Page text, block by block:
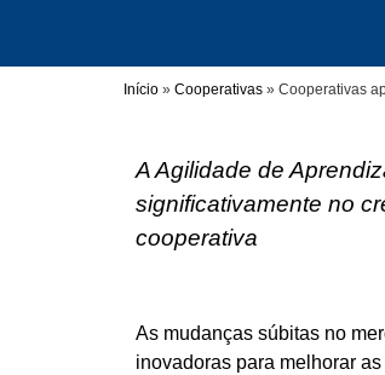
Início » Cooperativas » Cooperativas
A Agilidade de
significativamente no
cooperativa
As mudanças súbitas no
inovadoras para melhorar